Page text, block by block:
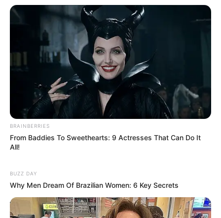
BRAINBERRIES
From Baddies To Sweethearts: 9 Actresses That Can Do It
All!
BUZZ DAY
Why Men Dream Of Brazilian Women: 6 Key Secrets